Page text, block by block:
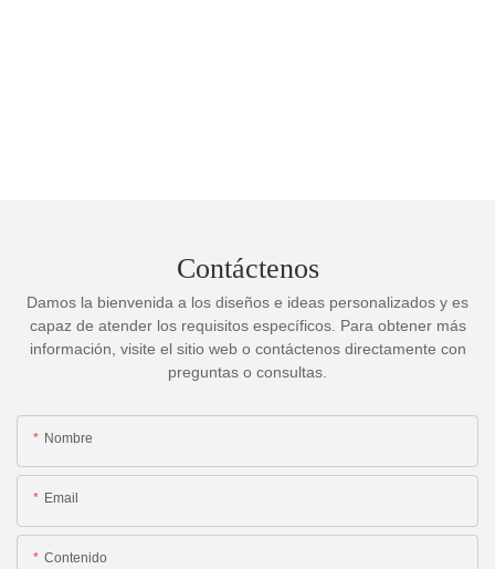
Contáctenos
Damos la bienvenida a los diseños e ideas personalizados y es
capaz de atender los requisitos específicos. Para obtener más
información, visite el sitio web o contáctenos directamente con
preguntas o consultas.
Nombre
Email
Contenido